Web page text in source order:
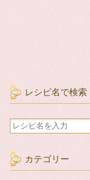
レシピ名で検索
カテゴリー